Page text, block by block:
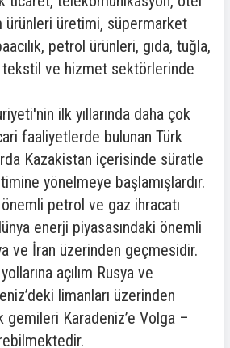
ürünleri üretimi, süpermarket
petrol ürünleri, gıda, tuğla,
tekstil ve hizmet sektörlerinde
ilk yıllarında daha çok
faaliyetlerde bulunan Türk
Kazakistan içerisinde süratle
yönelmeye başlamışlardır.
petrol ve gaz ihracatı
enerji piyasasındaki önemli
ve İran üzerinden geçmesidir.
açılım Rusya ve
limanları üzerinden
gemileri Karadeniz’e Volga –